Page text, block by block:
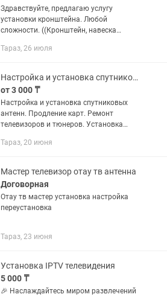
Здравствуйте, предлагаю услугу
установки кронштейна. Любой
сложности. ((Кронштейн, навеска
Тараз, 26 июля
Настройка и установка спутниковых антенн. Ремонт тюнеров и телевизоров.
от 3 000 ₸
Настройка и установка спутниковых
антенн. Продление карт. Ремонт
телевизоров и тюнеров. Установка
Тараз, 20 июня
Мастер телевизор отау тв антенна
Договорная
Отау тв мастер установка настройка
переустановка
Тараз, 23 июня
Установка IPTV телевидения
5 000 ₸
🎉 Наслаждайтесь миром развлечений